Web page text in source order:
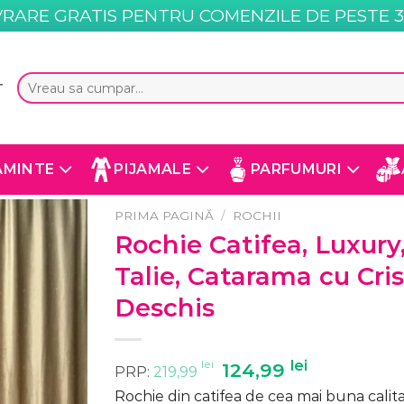
GRATIS PENTRU COMENZILE DE PESTE
Caută
după:
PIJAMALE PARFUMURI
PRIMA PAGINĂ / ROCHII
Rochie Catifea,
Talie, Catarama cu
Deschis
PRP: 219,99 lei
Prețul
inițial
124,99 leiPrețul
curent
Rochie din catifea de cea mai buna